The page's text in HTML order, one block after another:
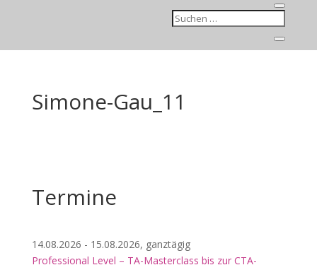
Simone-Gau_11
Termine
14.08.2026 - 15.08.2026, ganztägig
Professional Level – TA-Masterclass bis zur CTA-